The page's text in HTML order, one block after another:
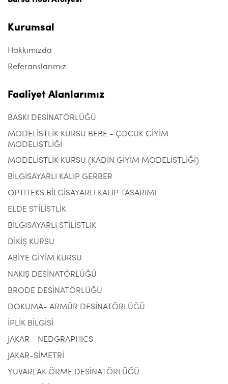
Kurumsal
Hakkımızda
Referanslarımız
Faaliyet Alanlarımız
BASKI DESİNATÖRLÜĞÜ
MODELİSTLİK KURSU BEBE - ÇOCUK GİYİM
MODELİSTLİĞİ
MODELİSTLİK KURSU (KADIN GİYİM MODELİSTLİĞİ)
BİLGİSAYARLI KALIP GERBER
OPTITEKS BİLGİSAYARLI KALIP TASARIMI
ELDE STİLİSTLİK
BİLGİSAYARLI STİLİSTLİK
DİKİŞ KURSU
ABİYE GİYİM KURSU
NAKIŞ DESİNATÖRLÜĞÜ
BRODE DESİNATÖRLÜĞÜ
DOKUMA- ARMÜR DESİNATÖRLÜĞÜ
İPLİK BİLGİSİ
JAKAR - NEDGRAPHICS
JAKAR-SİMETRİ
YUVARLAK ÖRME DESİNATÖRLÜĞÜ